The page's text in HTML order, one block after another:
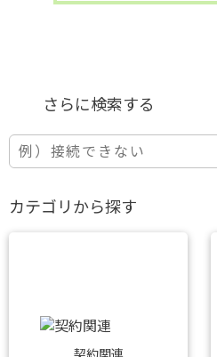
カテゴリから探す
契約関連